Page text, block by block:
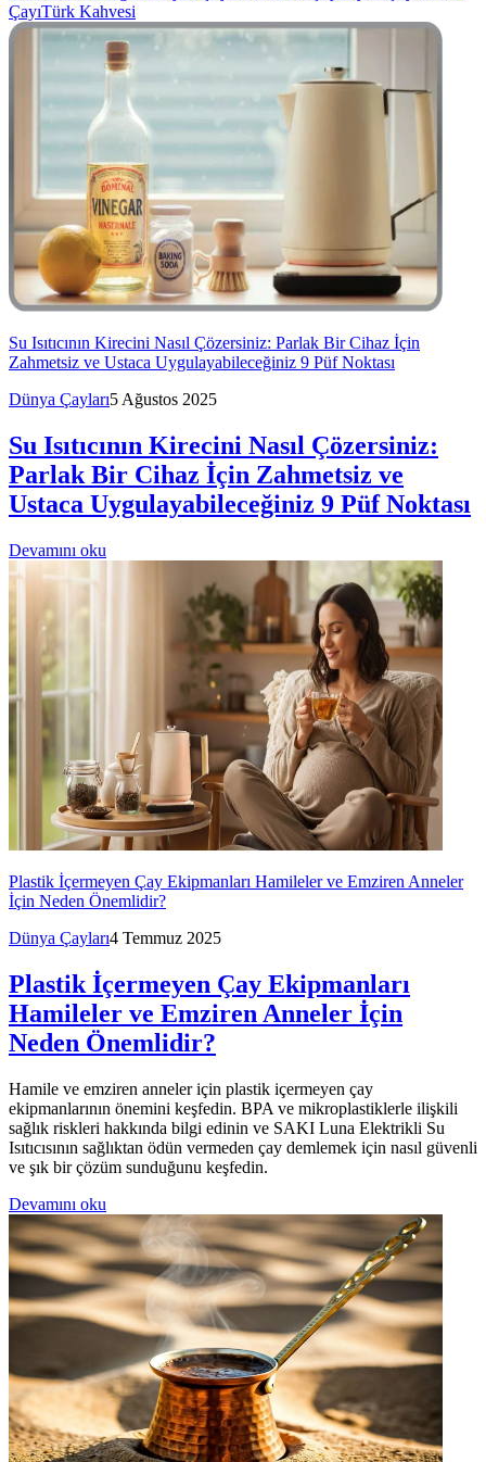
ÇayıTürk Kahvesi
Su Isıtıcının Kirecini Nasıl Çözersiniz: Parlak Bir Cihaz İçin
Zahmetsiz ve Ustaca Uygulayabileceğiniz 9 Püf Noktası
Dünya Çayları5 Ağustos 2025
Su Isıtıcının Kirecini Nasıl Çözersiniz:
Parlak Bir Cihaz İçin Zahmetsiz ve
Ustaca Uygulayabileceğiniz 9 Püf Noktası
Devamını oku
Plastik İçermeyen Çay Ekipmanları Hamileler ve Emziren Anneler
İçin Neden Önemlidir?
Dünya Çayları4 Temmuz 2025
Plastik İçermeyen Çay Ekipmanları
Hamileler ve Emziren Anneler İçin
Neden Önemlidir?
Hamile ve emziren anneler için plastik içermeyen çay
ekipmanlarının önemini keşfedin. BPA ve mikroplastiklerle ilişkili
sağlık riskleri hakkında bilgi edinin ve SAKI Luna Elektrikli Su
Isıtıcısının sağlıktan ödün vermeden çay demlemek için nasıl güvenli
ve şık bir çözüm sunduğunu keşfedin.
Devamını oku